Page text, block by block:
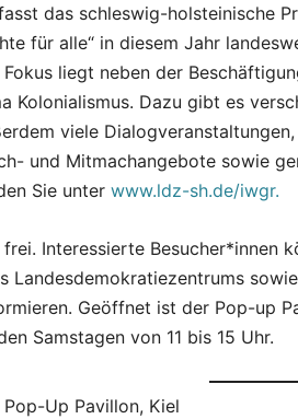
das schleswig-holsteinische
für alle“ in diesem Jahr
liegt neben der
Kolonialismus. Dazu gibt es
viele
und Mitmachangebote sowie
Sie unter www.ldz-sh.de/iwgr.
Interessierte Besucher*innen
Landesdemokratiezentrums
Geöffnet ist der Pop-up
Samstagen von 11 bis 15 Uhr.
Pop-Up Pavillon, Kiel